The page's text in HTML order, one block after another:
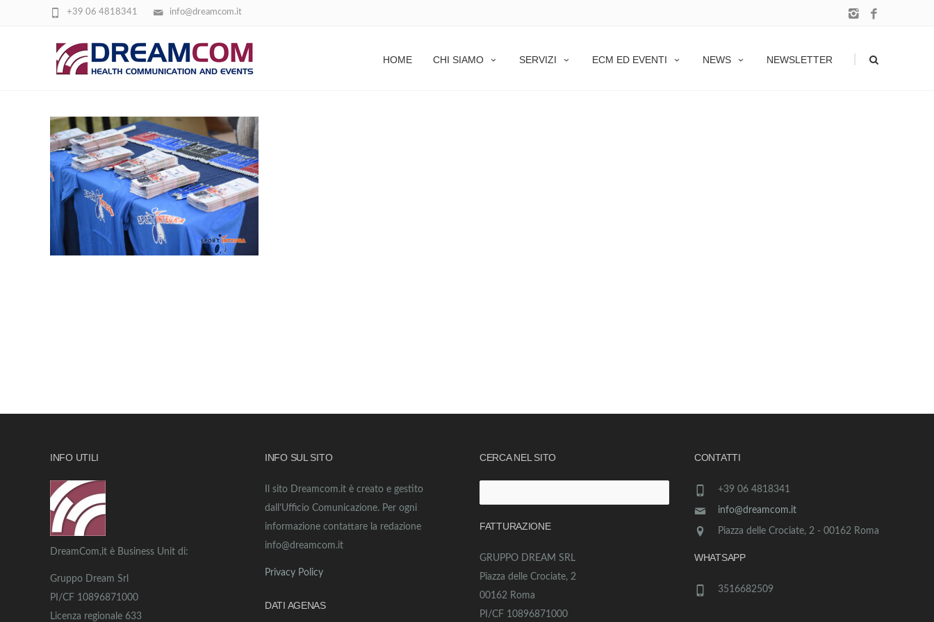
info@dreamcom.it
+39 06 4818341
HOME CHI SIAMO SERVIZI ECM ED EVENTI NEWS NEWSLETTER
SPORTINTEGRA2023 (8)
INFO UTILI
DreamCom,it è Business Unit di:
Gruppo Dream Srl
PI/CF 10896871000
Licenza regionale 633
INFO SUL SITO
Il sito Dreamcom.it è creato e gestito
dall’Ufficio Comunicazione. Per ogni
informazione contattare la redazione
info@dreamcom.it
Privacy Policy
DATI AGENAS
CERCA NEL SITO
per:
FATTURAZIONE
GRUPPO DREAM SRL
Piazza delle Crociate, 2
00162 Roma
PI/CF 10896871000
CONTATTI
+39 06 4818341
info@dreamcom.it
Piazza delle Crociate, 2 - 00162 Roma
WHATSAPP
3516682509